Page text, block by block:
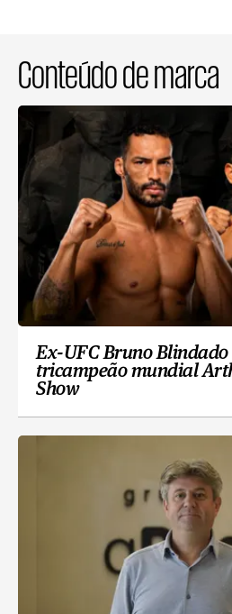
Conteúdo de marca
Ex-UFC Bruno
tricampeão mundial
Show